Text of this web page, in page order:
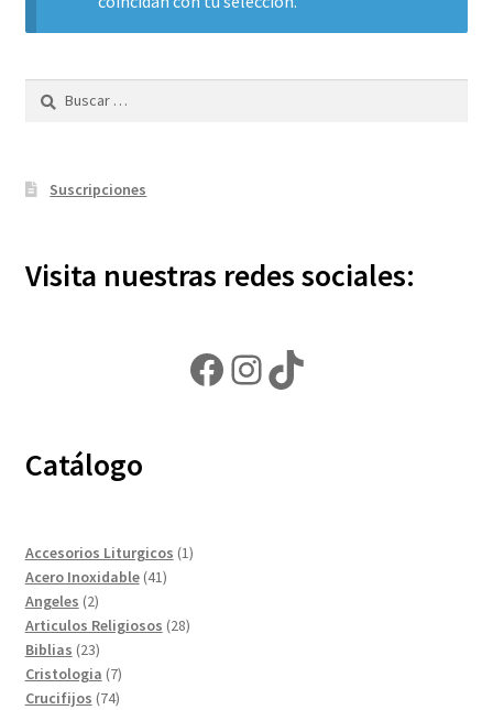
Contáctanos
Suscripciones
Visita nuestras redes sociales:
Facebook
Instagram
TikTok
Catálogo
Accesorios Liturgicos 11
Acero Inoxidable 4141
Angeles 22
productos
Articulos Religiosos 2828
Biblias 2323
productos
Cristologia 77
productos
Crucifijos 7474